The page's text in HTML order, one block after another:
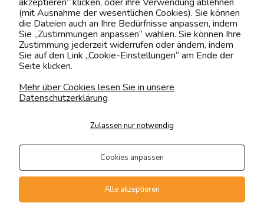
Mo. - Fr. 07:00-15:00
Transportarten
Der Versand erfolgt per
private Spedition
Geprüfte Präsenz
Zahlungsmethoden
(mit Ausnahme der wesentlichen Cookies). Sie können
die Dateien auch an Ihre Bedürfnisse anpassen, indem
Sie „Zustimmungen anpassen“ wählen. Sie können Ihre
Zustimmung jederzeit widerrufen oder ändern, indem
Sie auf den Link „Cookie-Einstellungen“ am Ende der
Seite klicken.
Mehr über Cookies lesen Sie in unsere
Datenschutzerklärung
Zulassen nur notwendig
Cookies anpassen
Alle akzeptieren